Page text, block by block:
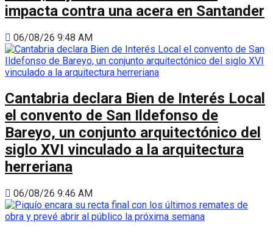
impacta contra una acera en Santander
06/08/26 9:48 AM
Cantabria declara Bien de Interés Local
el convento de San Ildefonso de
Bareyo, un conjunto arquitectónico del
siglo XVI vinculado a la arquitectura
herreriana
06/08/26 9:46 AM